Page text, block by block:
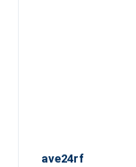
ave24rf